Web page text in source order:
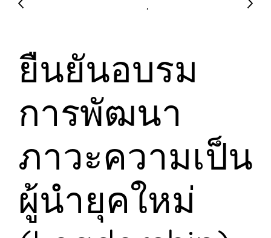
ยืนยันอบรม
การพัฒนา
ภาวะความเป็น
ผู้นำยุคใหม่